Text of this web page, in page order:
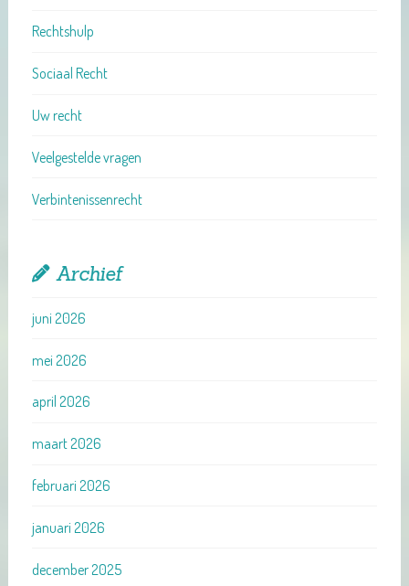
Rechtshulp
Sociaal Recht
Uw recht
Veelgestelde vragen
Verbintenissenrecht
Archief
juni 2026
mei 2026
april 2026
maart 2026
februari 2026
januari 2026
december 2025